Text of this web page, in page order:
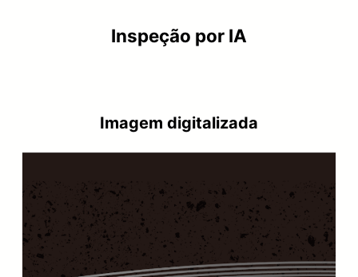
Inspeção por IA
Imagem digitalizada